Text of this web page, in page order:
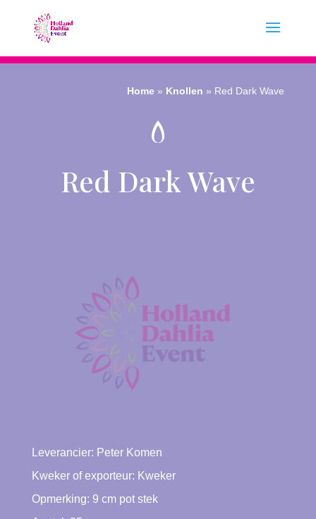
Home » Knollen » Red Dark Wave
Red Dark Wave
Leverancier: Peter Komen
Kweker of exporteur: Kweker
Opmerking: 9 cm pot stek